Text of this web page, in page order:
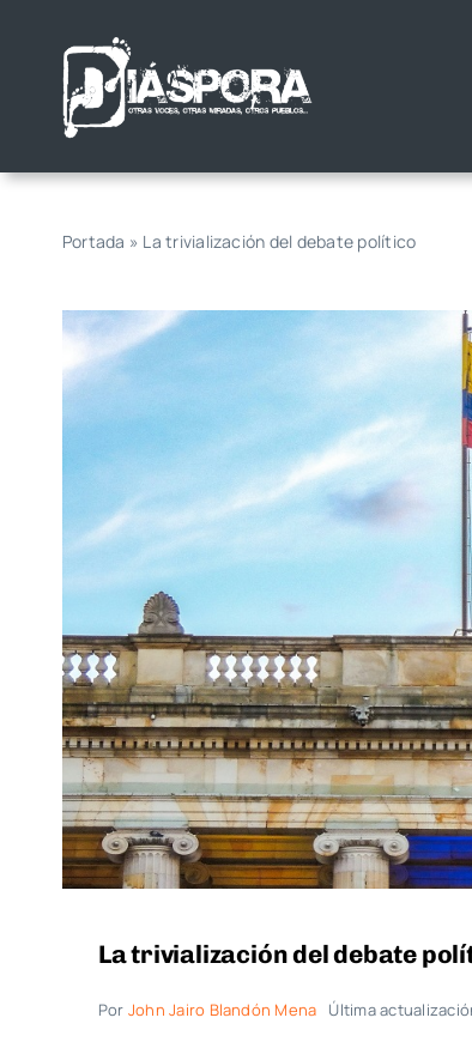
contenido
Portada » La trivialización del debate político
La trivialización del debate
Por John Jairo Blandón Mena Última